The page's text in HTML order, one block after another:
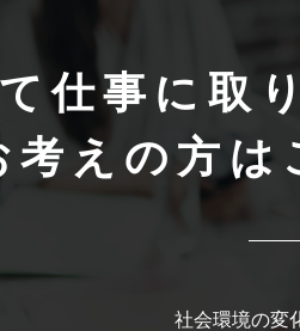
仕事に取
考えの方は
社会環境の変